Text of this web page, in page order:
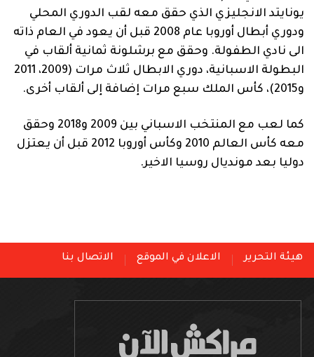
يونايتد الانجليزي الذي حقق معه لقب الدوري المحلي
ودوري أبطال أوروبا عام 2008 قبل أن يعود في العام ذاته
الى نادي الطفولة. وحقق مع برشلونة ثمانية ألقاب في
البطولة الاسبانية، دوري الابطال ثلاث مرات (2009، 2011
و2015)، كأس الملك سبع مرات إضافة إلى ألقاب أخرى.
كما لعب مع المنتخب الاسباني بين 2009 و2018 وحقق
معه كأس العالم 2010 وكأس أوروبا 2012 قبل أن يعتزل
دوليا بعد مونديال روسيا الاخير.
هيئة التحرير الاعلان في الموقع الاتصال بنا